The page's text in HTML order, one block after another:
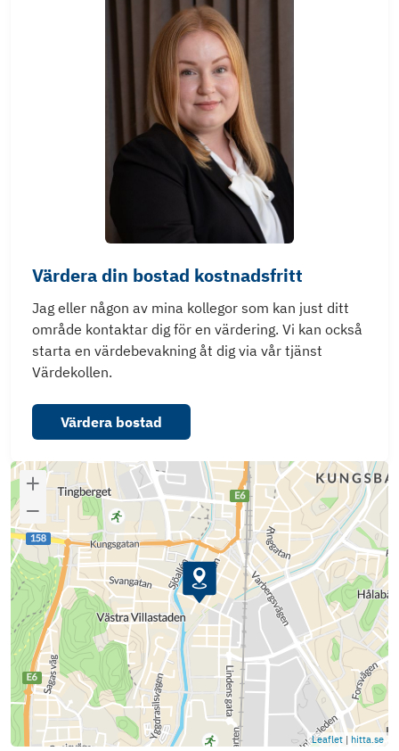
Värdera din bostad kostnadsfritt
Jag eller någon av mina kollegor som kan just ditt
område kontaktar dig för en värdering. Vi kan också
starta en värdebevakning åt dig via vår tjänst
Värdekollen.
Värdera bostad
Leaflet | hitta.se